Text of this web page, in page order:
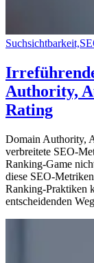
Suchsichtbarkeit,
Authority,
Rating
Domain Authority,
verbreitete SEO-
Ranking-Game
diese SEO-
Ranking-Praktiken
entscheidenden